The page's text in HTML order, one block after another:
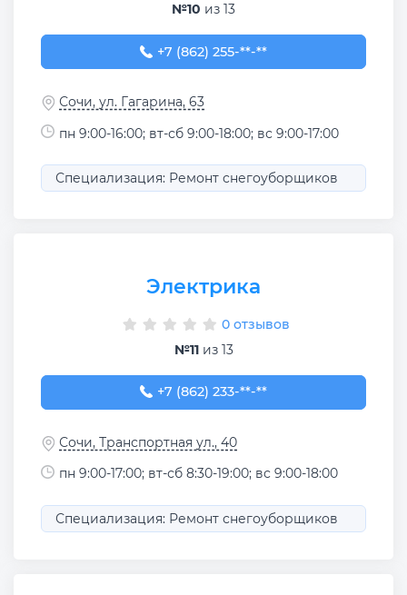
№10 из 13
+7 (862) 255-90-47
+7 (862) 255-**-**
Сочи, ул. Гагарина, 63
пн 9:00-16:00; вт-сб 9:00-18:00; вс 9:00-17:00
Специализация: Ремонт снегоуборщиков
Электрика
0 отзывов
№11из 13
+7 (862) 233-56-55
+7 (862) 233-**-**
Сочи, Транспортная ул., 40
пн 9:00-17:00; вт-сб 8:30-19:00; вс 9:00-18:00
Специализация: Ремонт снегоуборщиков